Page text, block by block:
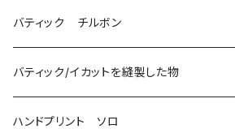
バティック チルボン
バティック/イカットを縫製した物
ハンドプリント ソロ